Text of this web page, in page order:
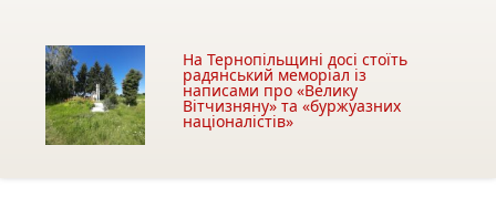
На Тернопільщині досі стоїть
радянський меморіал із
написами про «Велику
Вітчизняну» та «буржуазних
націоналістів»